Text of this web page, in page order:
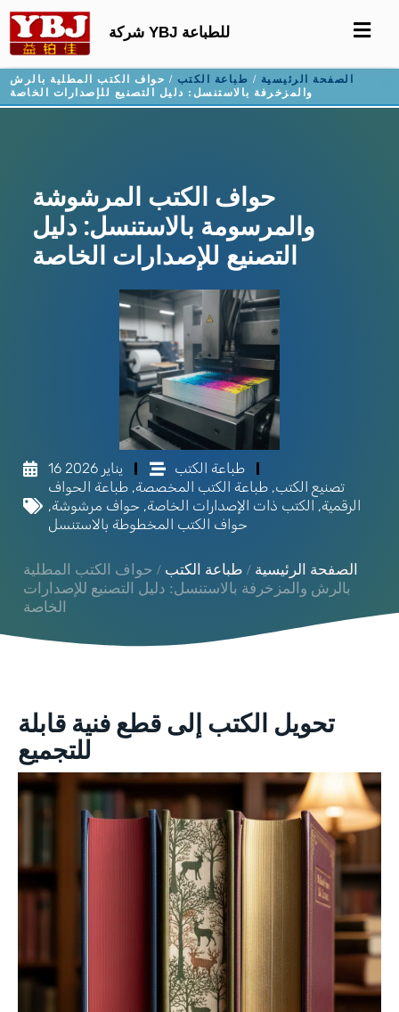
شركة YBJ للطباعة
الصفحة الرئيسية / طباعة الكتب / حواف الكتب المطلية بالرش
والمزخرفة بالاستنسل: دليل التصنيع للإصدارات الخاصة
حواف الكتب المرشوشة
والمرسومة بالاستنسل: دليل
التصنيع للإصدارات الخاصة
16 يناير 2026
طباعة الكتب
تصنيع الكتب,طباعة الكتب المخصصة,طباعة الحواف
الرقمية, الكتب ذات الإصدارات الخاصة, حواف مرشوشة,
حواف الكتب المخطوطة بالاستنسل
الصفحة الرئيسية / طباعة الكتب / حواف الكتب المطلية
بالرش والمزخرفة بالاستنسل: دليل التصنيع للإصدارات
الخاصة
تحويل الكتب إلى قطع فنية قابلة
للتجميع